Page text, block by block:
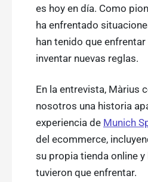
es hoy en día. Como
ha enfrentado
han tenido que
inventar nuevas reglas.
En la entrevista, Màrius
nosotros una historia
experiencia de Munich
del ecommerce,
su propia tienda online
tuvieron que enfrentar.